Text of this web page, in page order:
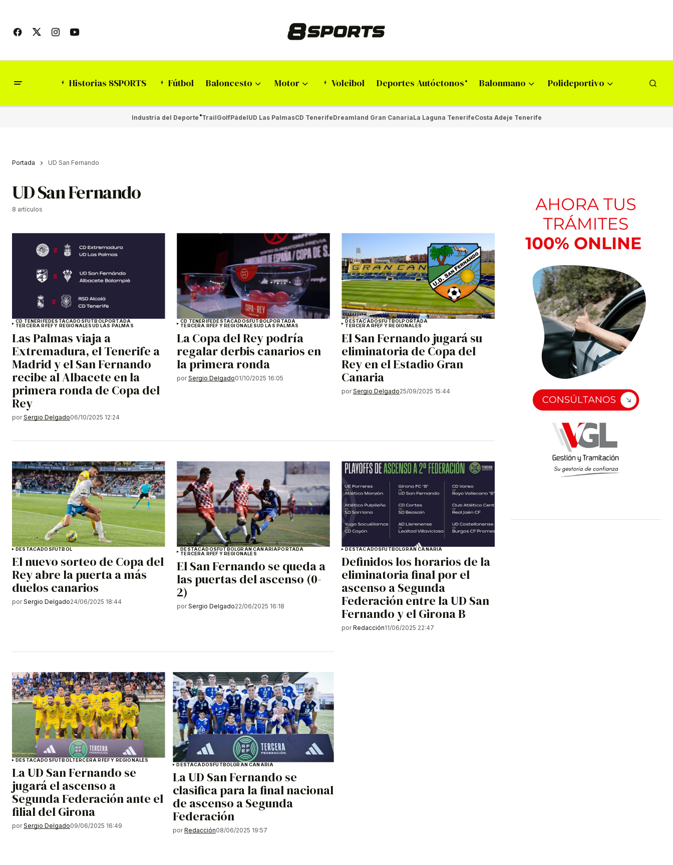
Historias 8SPORTS Fútbol Baloncesto Motor Voleibol Deportes Autóctonos Balonmano Polideportivo
Industria del Deporte TrailGolfPádelUD Las PalmasCD TenerifeDreamland Gran CanariaLa Laguna TenerifeCosta Adeje Tenerife
Portada UD San Fernando
UD San Fernando
8 artículos
CD TENERIFEDESTACADOSFÚTBOLPORTADA
TERCERA RFEF Y REGIONALESUD LAS PALMAS
Las Palmas viaja a
Extremadura, el Tenerife a
Madrid y el San Fernando
recibe al Albacete en la
primera ronda de Copa del
Rey
por Sergio Delgado06/10/2025 12:24
CD TENERIFEDESTACADOSFÚTBOLPORTADA
TERCERA RFEF Y REGIONALESUD LAS PALMAS
La Copa del Rey podría
regalar derbis canarios en
la primera ronda
por Sergio Delgado01/10/2025 16:05
DESTACADOSFÚTBOLPORTADA
TERCERA RFEF Y REGIONALES
El San Fernando jugará su
eliminatoria de Copa del
Rey en el Estadio Gran
Canaria
por Sergio Delgado25/09/2025 15:44
DESTACADOS FÚTBOL
El nuevo sorteo de Copa del
Rey abre la puerta a más
duelos canarios
por Sergio Delgado24/06/2025 18:44
DESTACADOS FÚTBOLGRAN CANARIAPORTADA
TERCERA RFEF Y REGIONALES
El San Fernando se queda a
las puertas del ascenso (0-
2)
por Sergio Delgado22/06/2025 16:18
DESTACADOS FÚTBOLGRAN CANARIA
Definidos los horarios de la
eliminatoria final por el
ascenso a Segunda
Federación entre la UD San
Fernando y el Girona B
por Redacción11/06/2025 22:47
DESTACADOSFÚTBOLTERCERA RFEF Y REGIONALES
La UD San Fernando se
jugará el ascenso a
Segunda Federación ante el
filial del Girona
por Sergio Delgado09/06/2025 16:49
DESTACADOSFÚTBOLGRAN CANARIA
La UD San Fernando se
clasifica para la final nacional
de ascenso a Segunda
Federación
por Redacción08/06/2025 19:57